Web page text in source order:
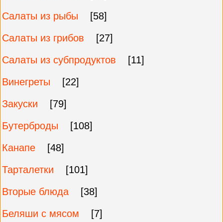
Салаты из рыбы
[58]
Салаты из грибов
[27]
Салаты из субпродуктов
[11]
Винегреты
[22]
Закуски
[79]
Бутерброды
[108]
Канапе
[48]
Тарталетки
[101]
Вторые блюда
[38]
Беляши с мясом
[7]